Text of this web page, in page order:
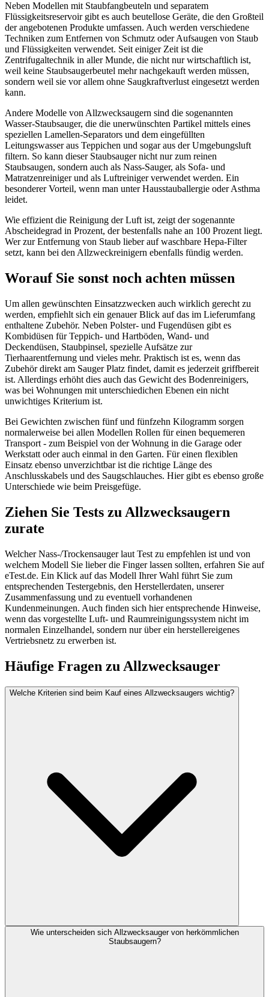
Neben Modellen mit Staubfangbeuteln und separatem
Flüssigkeitsreservoir gibt es auch beutellose Geräte, die den Großteil
der angebotenen Produkte umfassen. Auch werden verschiedene
Techniken zum Entfernen von Schmutz oder Aufsaugen von Staub
und Flüssigkeiten verwendet. Seit einiger Zeit ist die
Zentrifugaltechnik in aller Munde, die nicht nur wirtschaftlich ist,
weil keine Staubsaugerbeutel mehr nachgekauft werden müssen,
sondern weil sie vor allem ohne Saugkraftverlust eingesetzt werden
kann.
Andere Modelle von Allzwecksaugern sind die sogenannten
Wasser-Staubsauger, die die unerwünschten Partikel mittels eines
speziellen Lamellen-Separators und dem eingefüllten
Leitungswasser aus Teppichen und sogar aus der Umgebungsluft
filtern. So kann dieser Staubsauger nicht nur zum reinen
Staubsaugen, sondern auch als Nass-Sauger, als Sofa- und
Matratzenreiniger und als Luftreiniger verwendet werden. Ein
besonderer Vorteil, wenn man unter Hausstauballergie oder Asthma
leidet.
Wie effizient die Reinigung der Luft ist, zeigt der sogenannte
Abscheidegrad in Prozent, der bestenfalls nahe an 100 Prozent liegt.
Wer zur Entfernung von Staub lieber auf waschbare Hepa-Filter
setzt, kann bei den Allzweckreinigern ebenfalls fündig werden.
Worauf Sie sonst noch achten müssen
Um allen gewünschten Einsatzzwecken auch wirklich gerecht zu
werden, empfiehlt sich ein genauer Blick auf das im Lieferumfang
enthaltene Zubehör. Neben Polster- und Fugendüsen gibt es
Kombidüsen für Teppich- und Hartböden, Wand- und
Deckendüsen, Staubpinsel, spezielle Aufsätze zur
Tierhaarentfernung und vieles mehr. Praktisch ist es, wenn das
Zubehör direkt am Sauger Platz findet, damit es jederzeit griffbereit
ist. Allerdings erhöht dies auch das Gewicht des Bodenreinigers,
was bei Wohnungen mit unterschiedichen Ebenen ein nicht
unwichtiges Kriterium ist.
Bei Gewichten zwischen fünf und fünfzehn Kilogramm sorgen
normalerweise bei allen Modellen Rollen für einen bequemeren
Transport - zum Beispiel von der Wohnung in die Garage oder
Werkstatt oder auch einmal in den Garten. Für einen flexiblen
Einsatz ebenso unverzichtbar ist die richtige Länge des
Anschlusskabels und des Saugschlauches. Hier gibt es ebenso große
Unterschiede wie beim Preisgefüge.
Ziehen Sie Tests zu Allzwecksaugern
zurate
Welcher Nass-/Trockensauger laut Test zu empfehlen ist und von
welchem Modell Sie lieber die Finger lassen sollten, erfahren Sie auf
eTest.de. Ein Klick auf das Modell Ihrer Wahl führt Sie zum
entsprechenden Testergebnis, den Herstellerdaten, unserer
Zusammenfassung und zu eventuell vorhandenen
Kundenmeinungen. Auch finden sich hier entsprechende Hinweise,
wenn das vorgestellte Luft- und Raumreinigungssystem nicht im
normalen Einzelhandel, sondern nur über ein herstellereigenes
Vertriebsnetz zu erwerben ist.
Häufige Fragen zu Allzwecksauger
Welche Kriterien sind beim Kauf eines Allzwecksaugers wichtig?
Wie unterscheiden sich Allzwecksauger von herkömmlichen
Staubsaugern?